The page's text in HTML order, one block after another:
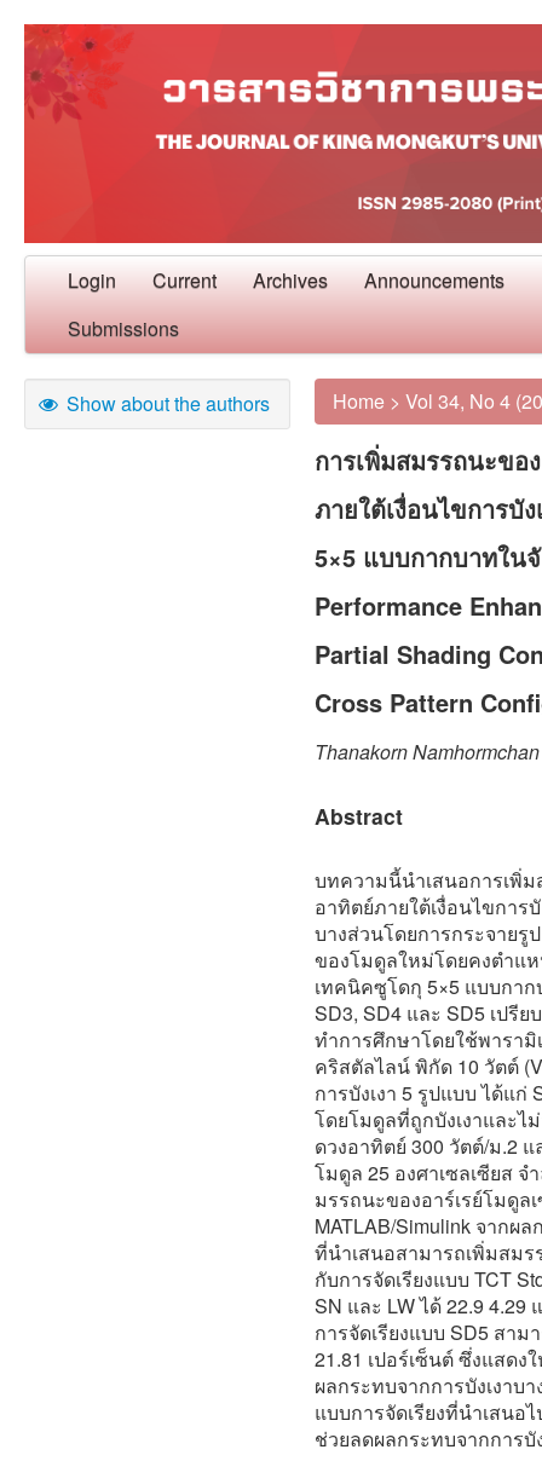
Login Current Archives Announcements
Submissions
Show about the authors Home > Vol 34, No 4
การเพิ่มสมรรถนะขอ
ภายใต้เงื่อนไขการบั
5×5 แบบกากบาทใน
Performance
Partial Shading
Cross Pattern
Thanakorn Namhormchan
Abstract
บทความนี้นำเสนอการเพิ่
อาทิตย์ภายใต้เงื่อนไขการ
บางส่วนโดยการกระจายรู
ของโมดูลใหม่โดยคงตำแ
เทคนิคซูโดกุ 5×5 แบบกา
SD3, SD4 และ SD5 เปรี
ทำการศึกษาโดยใช้พารา
คริสตัลไลน์ พิกัด 10 วัตต์
การบังเงา 5 รูปแบบ ได้แก่
โดยโมดูลที่ถูกบังเงาและไ
ดวงอาทิตย์ 300 วัตต์/ม.2
โมดูล 25 องศาเซลเซียส
มรรถนะของอาร์เรย์โมดู
MATLAB/Simulink จากผ
ที่นำเสนอสามารถเพิ่มสมร
กับการจัดเรียงแบบ TCT
SN และ LW ได้ 22.9
การจัดเรียงแบบ SD5 สาม
21.81 เปอร์เซ็นต์ ซึ่งแสด
ผลกระทบจากการบังเงาบ
แบบการจัดเรียงที่นำเสนอ
ช่วยลดผลกระทบจากการบั